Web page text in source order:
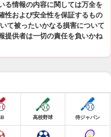
る情報の内容に関しては万全を
性および安全性を保証するもの
て被ったいかなる損害について
提供者は一切の責任を負いかね
高校野球 侍ジャパン